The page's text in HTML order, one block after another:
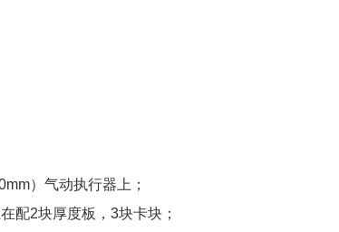
）气动执行器上；
配2块厚度板，3块卡块；